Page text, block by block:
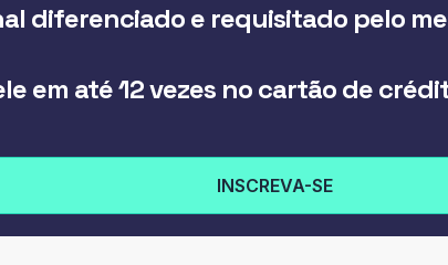
diferenciado e requisitado pelo
em até 12 vezes no cartão de
INSCREVA-SE